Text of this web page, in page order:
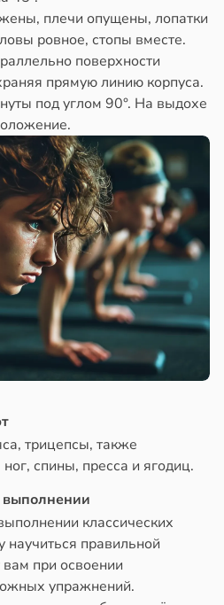
плечи опущены, лопатки
ровное, стопы вместе.
поверхности
прямую линию корпуса.
под углом 90°. На выдохе
трицепсы, также
спины, пресса и ягодиц.
классических
правильной
при освоении
упражнений.